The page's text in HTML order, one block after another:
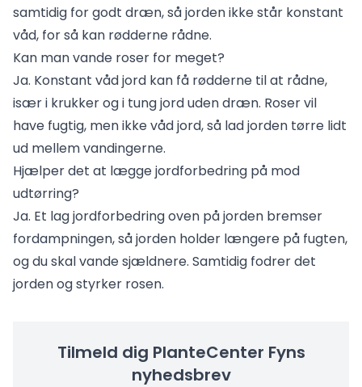
samtidig for godt dræn, så jorden ikke står konstant
våd, for så kan rødderne rådne.
Kan man vande roser for meget?
Ja. Konstant våd jord kan få rødderne til at rådne,
især i krukker og i tung jord uden dræn. Roser vil
have fugtig, men ikke våd jord, så lad jorden tørre lidt
ud mellem vandingerne.
Hjælper det at lægge jordforbedring på mod
udtørring?
Ja. Et lag jordforbedring oven på jorden bremser
fordampningen, så jorden holder længere på fugten,
og du skal vande sjældnere. Samtidig fodrer det
jorden og styrker rosen.
Tilmeld dig PlanteCenter Fyns
nyhedsbrev